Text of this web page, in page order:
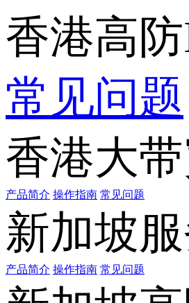
香港高
常见问题
香港大
产品简介 操作指南 常见问题
新加坡
产品简介 操作指南 常见问题